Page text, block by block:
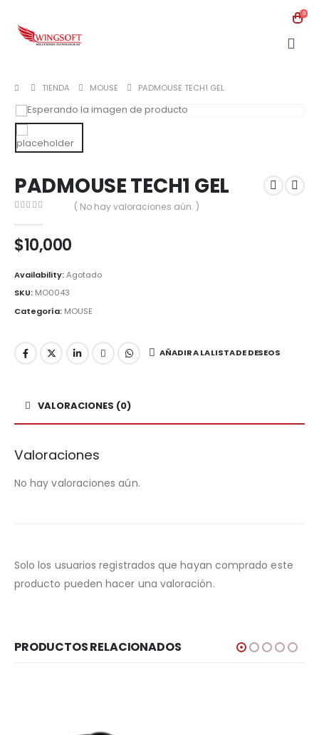
0
TIENDA MOUSE PADMOUSE TECH1 GEL
PADMOUSE TECH1 GEL
( No hay valoraciones aún. )
$10,000
Availability:Agotado
SKU: MO0043
Categoría: MOUSE
AÑADIR A LA LISTA DE DESEOS
VALORACIONES (0)
Valoraciones
No hay valoraciones aún.
Solo los usuarios registrados que hayan comprado este
producto pueden hacer una valoración.
PRODUCTOS RELACIONADOS